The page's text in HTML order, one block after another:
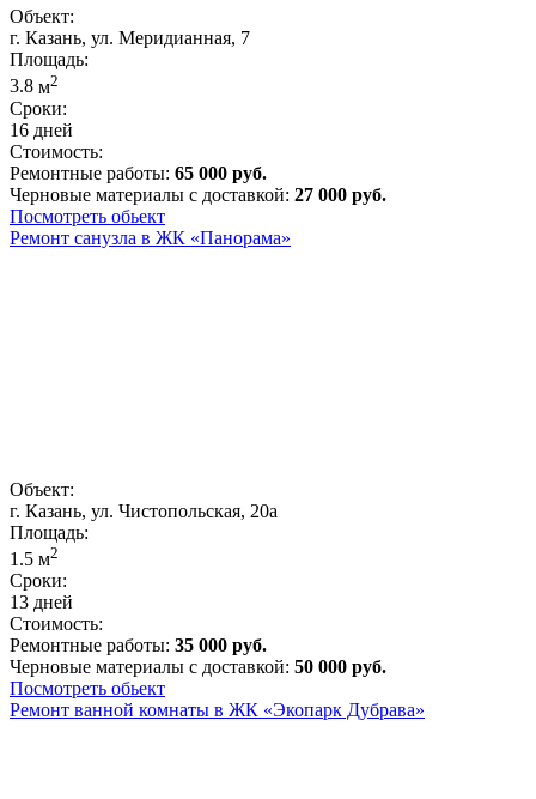
Объект:
г. Казань, ул. Меридианная, 7
Площадь:
3.8 м2
Сроки:
16 дней
Стоимость:
Ремонтные работы: 65 000 руб.
Черновые материалы с доставкой: 27 000 руб.
Посмотреть обьект
Ремонт санузла в ЖК «Панорама»
Объект:
г. Казань, ул. Чистопольская, 20а
Площадь:
1.5 м2
Сроки:
13 дней
Стоимость:
Ремонтные работы: 35 000 руб.
Черновые материалы с доставкой: 50 000 руб.
Посмотреть обьект
Ремонт ванной комнаты в ЖК «Экопарк Дубрава»